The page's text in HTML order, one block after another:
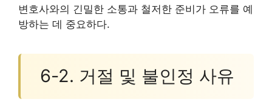
변호사와의 긴밀한 소통과 철저한 준비가 오류를 예
방하는 데 중요하다.
6-2. 거절 및 불인정 사유